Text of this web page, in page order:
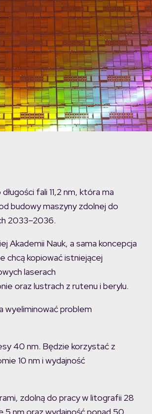
fali 11,2 nm, która ma
budowy maszyny zdolnej do
2033–2036.
Akademii Nauk, a sama koncepcja
chcą kopiować istniejącej
laserach
oraz lustrach z rutenu i berylu.
wyeliminować problem
40 nm. Będzie korzystać z
10 nm i wydajność
zdolną do pracy w litografii 28